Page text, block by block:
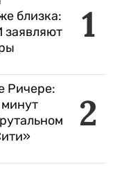
1
близка:
заявляют
2
Ричере: